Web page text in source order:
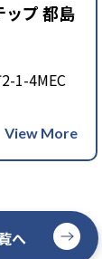
ップ 都島
1-4MEC
へ